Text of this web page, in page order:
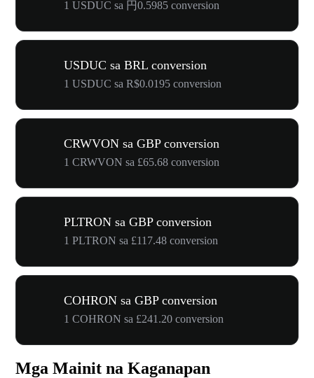
1 USDUC sa 円0.5985 conversion
USDUC sa BRL conversion
1 USDUC sa R$0.0195 conversion
CRWVON sa GBP conversion
1 CRWVON sa £65.68 conversion
PLTRON sa GBP conversion
1 PLTRON sa £117.48 conversion
COHRON sa GBP conversion
1 COHRON sa £241.20 conversion
Mga Mainit na Kaganapan